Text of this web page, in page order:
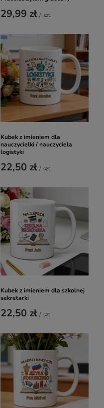
29,99 zł / szt.
Kubek z imieniem dla
nauczycielki / nauczyciela
logistyki
22,50 zł / szt.
Kubek z imieniem dla szkolnej
sekretarki
22,50 zł / szt.